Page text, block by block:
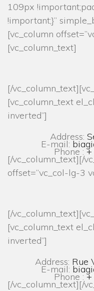
109px
!important;}”
[vc_column
[vc_column_text]
[/
[vc_column_text
inverted”]
Address:
E-mail:
Phone :
[/vc_column_text][/
offset=”vc_col-lg-3
[/
[vc_column_text
inverted”]
Address: Rue
E-mail:
Phone :
[/vc_column_text][/